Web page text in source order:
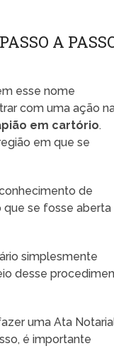
A
esse nome
com uma ação
em cartório.
em que se
de
que se fosse aberta
simplesmente
desse
uma Ata
é importante